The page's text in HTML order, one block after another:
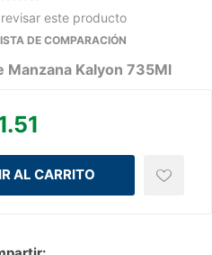
este producto
DE COMPARACIÓN
Manzana Kalyon 735Ml